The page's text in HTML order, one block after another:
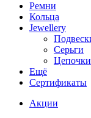
Ремни
Кольца
Jewellery
Серьги
Цепочки
Ещё
Сертификаты
Акции